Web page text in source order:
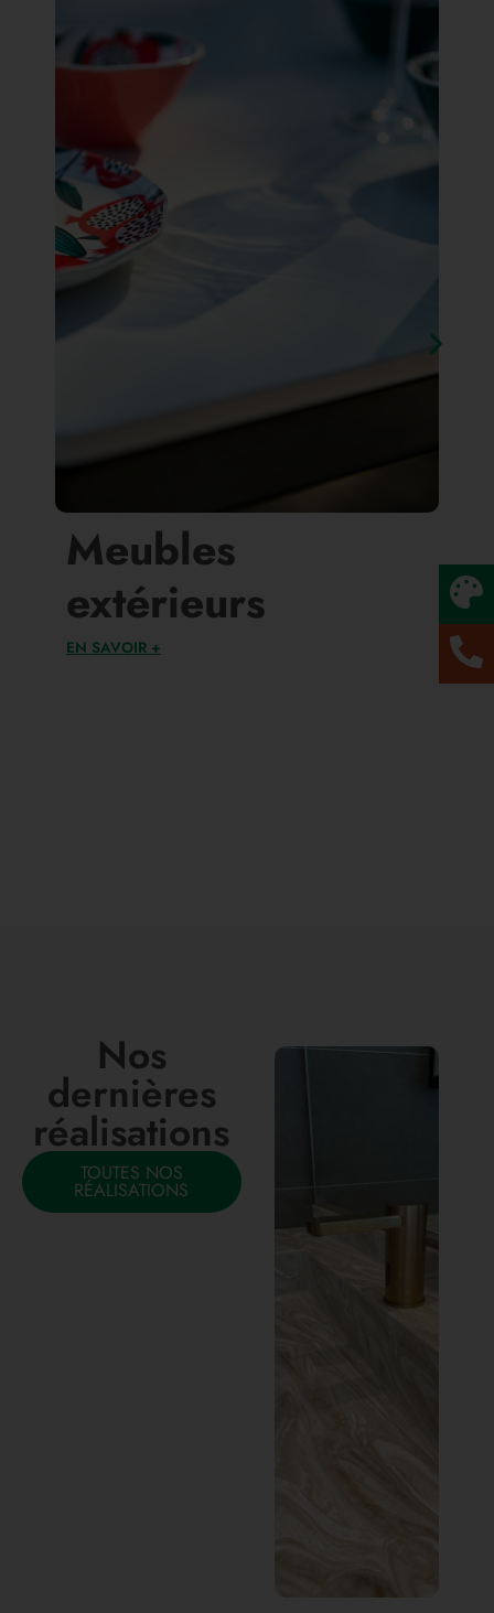
Meubles
extérieurs
EN SAVOIR +
Nos
dernières
réalisations
TOUTES NOS
RÉALISATIONS